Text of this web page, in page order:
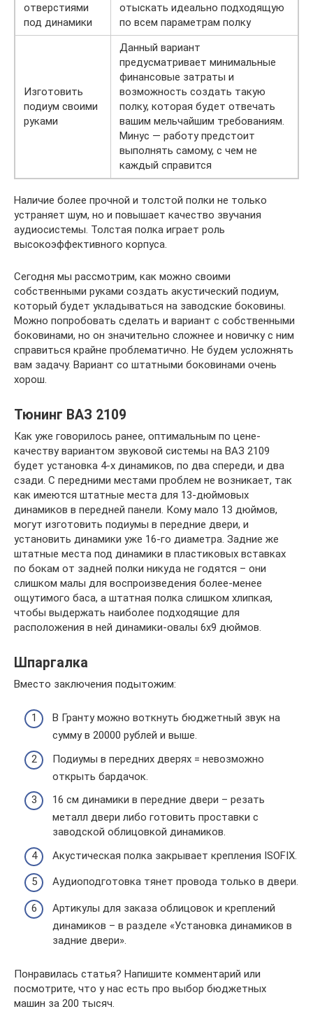
отверстиями
под динамики
отыскать идеально подходящую
по всем параметрам полку
Изготовить
подиум своими
руками
Данный вариант
предусматривает минимальные
финансовые затраты и
возможность создать такую
полку, которая будет отвечать
вашим мельчайшим требованиям.
Минус — работу предстоит
выполнять самому, с чем не
каждый справится
Наличие более прочной и толстой полки не только
устраняет шум, но и повышает качество звучания
аудиосистемы. Толстая полка играет роль
высокоэффективного корпуса.
Сегодня мы рассмотрим, как можно своими
собственными руками создать акустический подиум,
который будет укладываться на заводские боковины.
Можно попробовать сделать и вариант с собственными
боковинами, но он значительно сложнее и новичку с ним
справиться крайне проблематично. Не будем усложнять
вам задачу. Вариант со штатными боковинами очень
хорош.
Тюнинг ВАЗ 2109
Как уже говорилось ранее, оптимальным по цене-
качеству вариантом звуковой системы на ВАЗ 2109
будет установка 4-х динамиков, по два спереди, и два
сзади. С передними местами проблем не возникает, так
как имеются штатные места для 13-дюймовых
динамиков в передней панели. Кому мало 13 дюймов,
могут изготовить подиумы в передние двери, и
установить динамики уже 16-го диаметра. Задние же
штатные места под динамики в пластиковых вставках
по бокам от задней полки никуда не годятся – они
слишком малы для воспроизведения более-менее
ощутимого баса, а штатная полка слишком хлипкая,
чтобы выдержать наиболее подходящие для
расположения в ней динамики-овалы 6х9 дюймов.
Шпаргалка
Вместо заключения подытожим:
В Гранту можно воткнуть бюджетный звук на
сумму в 20000 рублей и выше.
Подиумы в передних дверях = невозможно
открыть бардачок.
16 см динамики в передние двери – резать
металл двери либо готовить проставки с
заводской облицовкой динамиков.
Акустическая полка закрывает крепления ISOFIX.
Аудиоподготовка тянет провода только в двери.
Артикулы для заказа облицовок и креплений
динамиков – в разделе «Установка динамиков в
задние двери».
Понравилась статья? Напишите комментарий или
посмотрите, что у нас есть про выбор бюджетных
машин за 200 тысяч.